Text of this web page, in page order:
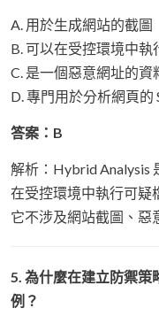
A. 用於生成網站的截圖
B. 可以在受控環境中
C. 是一個惡意網址的資
D. 專門用於分析網頁的
答案：B
解析：Hybrid Analysis
在受控環境中執行可疑
它不涉及網站截圖、惡
5. 為什麼在建立防禦策
例？